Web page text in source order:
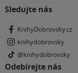
Sledujte nás
KnihyDobrovsky.cz
knihydobrovsky
@knihydobrovsky
Odebírejte nás